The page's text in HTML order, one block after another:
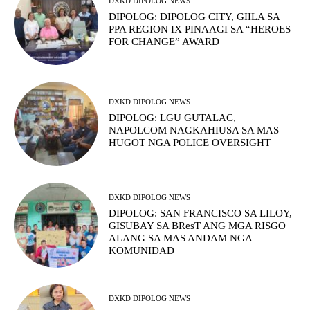
DIPOLOG: DIPOLOG CITY, GIILA SA
PPA REGION IX PINAAGI SA “HEROES
FOR CHANGE” AWARD
DXKD DIPOLOG NEWS
DIPOLOG: LGU GUTALAC,
NAPOLCOM NAGKAHIUSA SA MAS
HUGOT NGA POLICE OVERSIGHT
DXKD DIPOLOG NEWS
DIPOLOG: SAN FRANCISCO SA LILOY,
GISUBAY SA BResT ANG MGA RISGO
ALANG SA MAS ANDAM NGA
KOMUNIDAD
DXKD DIPOLOG NEWS